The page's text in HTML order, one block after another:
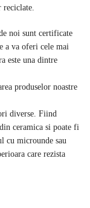
reciclate.
noi sunt certificate
a va oferi cele mai
este una dintre
produselor noastre
diverse. Fiind
ceramica si poate fi
cu microunde sau
care rezista